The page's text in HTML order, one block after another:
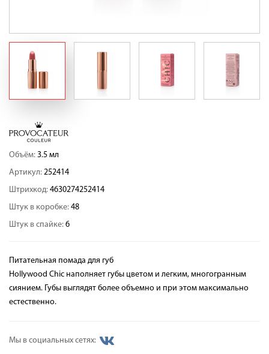
Объём: 3.5 мл
Артикул: 252414
Штрихкод: 4630274252414
Штук в коробке: 48
Штук в спайке: 6
Питательная помада для губ
Hollywood Chic наполняет губы цветом и легким, многогранным
сиянием. Губы выглядят более объемно и при этом максимально
естественно.
Мы в социальных сетях: